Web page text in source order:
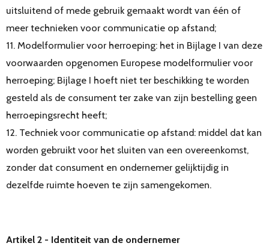
uitsluitend of mede gebruik gemaakt wordt van één of
meer technieken voor communicatie op afstand;
11. Modelformulier voor herroeping: het in Bijlage I van deze
voorwaarden opgenomen Europese modelformulier voor
herroeping; Bijlage I hoeft niet ter beschikking te worden
gesteld als de consument ter zake van zijn bestelling geen
herroepingsrecht heeft;
12. Techniek voor communicatie op afstand: middel dat kan
worden gebruikt voor het sluiten van een overeenkomst,
zonder dat consument en ondernemer gelijktijdig in
dezelfde ruimte hoeven te zijn samengekomen.
Artikel 2 - Identiteit van de ondernemer